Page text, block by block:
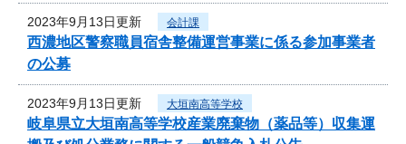
2023年9月13日更新 会計課
西濃地区警察職員宿舎整備運営事業に係る参加事業者
の公募
2023年9月13日更新 大垣南高等学校
岐阜県立大垣南高等学校産業廃棄物（薬品等）収集運